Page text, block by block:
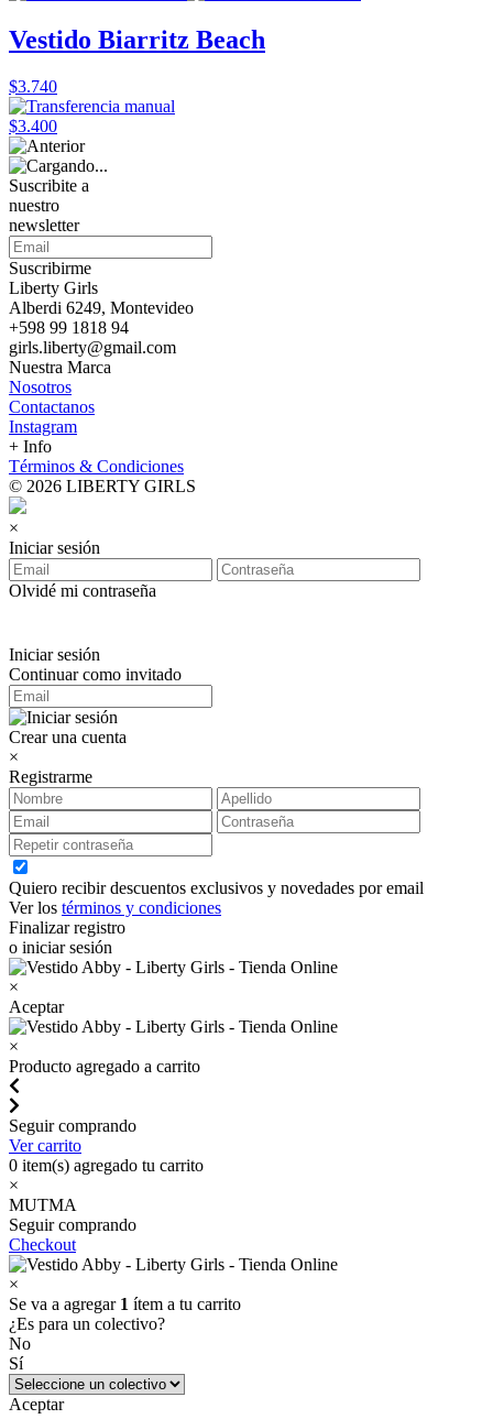
Vestido Biarritz Beach
$3.740
$3.400
Suscribite a
nuestro
newsletter
Suscribirme
Liberty Girls
Alberdi 6249, Montevideo
+598 99 1818 94
girls.liberty@gmail.com
Nuestra Marca
Nosotros
Contactanos
Instagram
+ Info
Términos & Condiciones
© 2026 LIBERTY GIRLS
×
Iniciar sesión
Olvidé mi contraseña
Iniciar sesión
Continuar como invitado
Crear una cuenta
×
Registrarme
Quiero recibir descuentos exclusivos y novedades por email
Ver los términos y condiciones
Finalizar registro
o iniciar sesión
×
Aceptar
×
Producto agregado a carrito
Seguir comprando
Ver carrito
0 item(s) agregado tu carrito
×
MUTMA
Seguir comprando
Checkout
×
Se va a agregar 1 ítem a tu carrito
¿Es para un colectivo?
No
Sí
Aceptar